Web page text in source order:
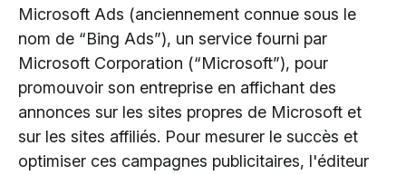
Microsoft Ads (anciennement connue sous le
nom de “Bing Ads”), un service fourni par
Microsoft Corporation (“Microsoft”), pour
promouvoir son entreprise en affichant des
annonces sur les sites propres de Microsoft et
sur les sites affiliés. Pour mesurer le succès et
optimiser ces campagnes publicitaires, l'éditeur